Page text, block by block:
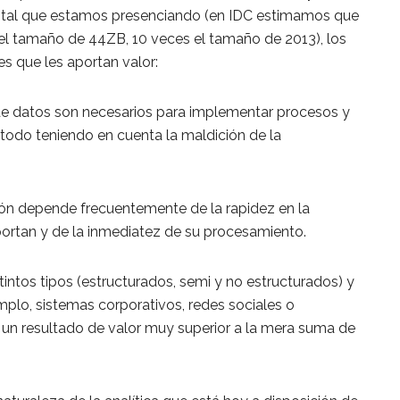
que estamos presenciando (en IDC estimamos que
tamaño de 44ZB, 10 veces el tamaño de 2013), los
que les aportan valor:
datos son necesarios para implementar procesos y
teniendo en cuenta la maldición de la
depende frecuentemente de la rapidez en la
y de la inmediatez de su procesamiento.
tipos (estructurados, semi y no estructurados) y
sistemas corporativos, redes sociales o
resultado de valor muy superior a la mera suma de